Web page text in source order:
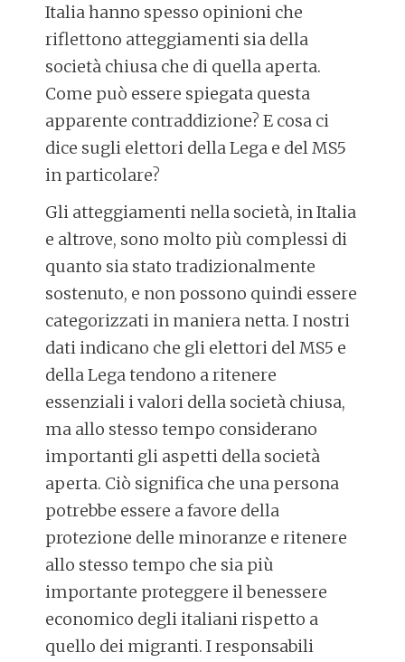
Italia hanno spesso opinioni che
riflettono atteggiamenti sia della
società chiusa che di quella aperta.
Come può essere spiegata questa
apparente contraddizione? E cosa ci
dice sugli elettori della Lega e del MS5
in particolare?
Gli atteggiamenti nella società, in Italia
e altrove, sono molto più complessi di
quanto sia stato tradizionalmente
sostenuto, e non possono quindi essere
categorizzati in maniera netta. I nostri
dati indicano che gli elettori del MS5 e
della Lega tendono a ritenere
essenziali i valori della società chiusa,
ma allo stesso tempo considerano
importanti gli aspetti della società
aperta. Ciò significa che una persona
potrebbe essere a favore della
protezione delle minoranze e ritenere
allo stesso tempo che sia più
importante proteggere il benessere
economico degli italiani rispetto a
quello dei migranti. I responsabili